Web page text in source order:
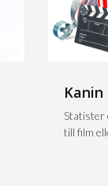
Statister
till film